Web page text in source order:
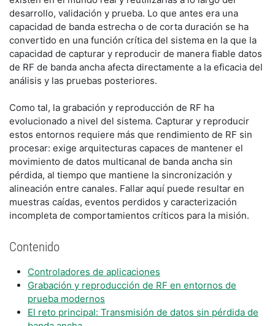
desarrollo, validación y prueba. Lo que antes era una
capacidad de banda estrecha o de corta duración se ha
convertido en una función crítica del sistema en la que la
capacidad de capturar y reproducir de manera fiable datos
de RF de banda ancha afecta directamente a la eficacia del
análisis y las pruebas posteriores.
Como tal, la grabación y reproducción de RF ha
evolucionado a nivel del sistema. Capturar y reproducir
estos entornos requiere más que rendimiento de RF sin
procesar: exige arquitecturas capaces de mantener el
movimiento de datos multicanal de banda ancha sin
pérdida, al tiempo que mantiene la sincronización y
alineación entre canales. Fallar aquí puede resultar en
muestras caídas, eventos perdidos y caracterización
incompleta de comportamientos críticos para la misión.
Contenido
Controladores de aplicaciones
Grabación y reproducción de RF en entornos de
prueba modernos
El reto principal: Transmisión de datos sin pérdida de